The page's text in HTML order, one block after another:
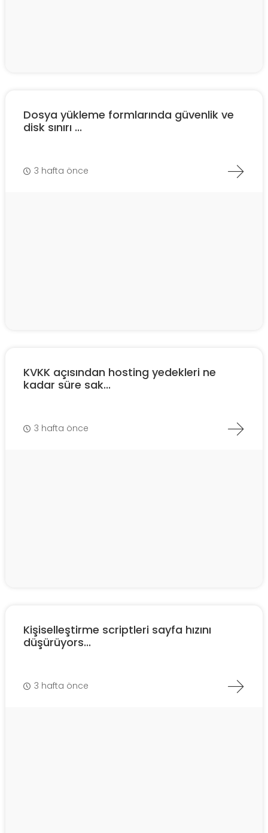
Dosya yükleme formlarında güvenlik ve
disk sınırı ...
3 hafta önce
KVKK açısından hosting yedekleri ne
kadar süre sak...
3 hafta önce
Kişiselleştirme scriptleri sayfa hızını
düşürüyors...
3 hafta önce